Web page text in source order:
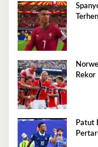
Rekor
Patut